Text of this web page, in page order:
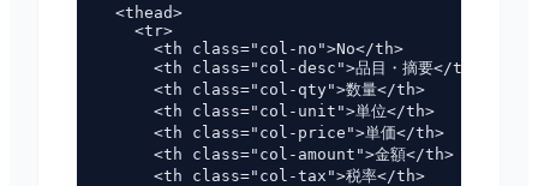
  <thead>
    <tr>
      <th class="col-no">No</th>
      <th class="col-desc">品目・摘要</th>
      <th class="col-qty">数量</th>
      <th class="col-unit">単位</th>
      <th class="col-price">単価</th>
      <th class="col-amount">金額</th>
      <th class="col-tax">税率</th>